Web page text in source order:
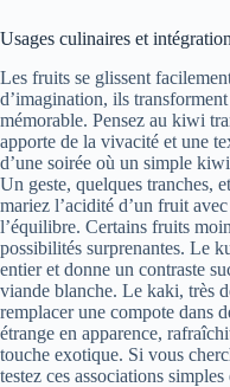
Usages culinaires et
Les fruits se glissent
d’imagination, ils
mémorable. Pensez au kiwi
apporte de la vivacité et une
d’une soirée où un simple
Un geste, quelques tranches,
mariez l’acidité d’un fruit
l’équilibre. Certains fruits
possibilités surprenantes. Le
entier et donne un contraste
viande blanche. Le kaki, très
remplacer une compote dans
étrange en apparence,
touche exotique. Si vous
testez ces associations simples